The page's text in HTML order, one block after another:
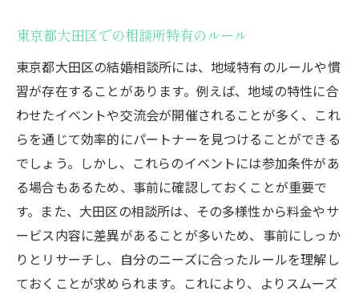
東京都大田区での相談所特有のルール
東京都大田区の結婚相談所には、地域特有のルールや慣
習が存在することがあります。例えば、地域の特性に合
わせたイベントや交流会が開催されることが多く、これ
らを通じて効率的にパートナーを見つけることができる
でしょう。しかし、これらのイベントには参加条件があ
る場合もあるため、事前に確認しておくことが重要で
す。また、大田区の相談所は、その多様性から料金やサ
ービス内容に差異があることが多いため、事前にしっか
りとリサーチし、自分のニーズに合ったルールを理解し
ておくことが求められます。これにより、よりスムーズ